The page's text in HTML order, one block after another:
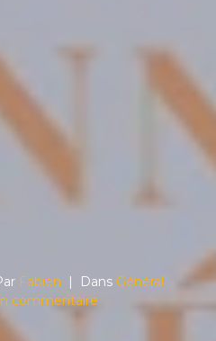
Fabien Dans Général
commentaire